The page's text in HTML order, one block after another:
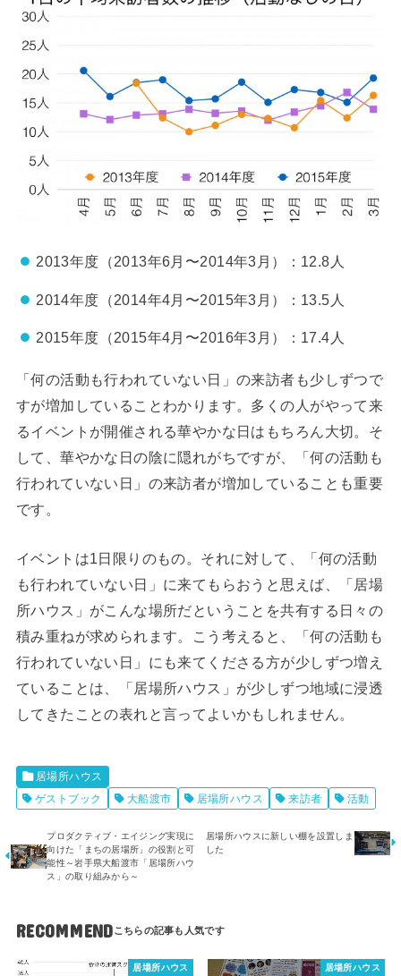
2013年度（2013年6月〜2014年3月）：12.8人
2014年度（2014年4月〜2015年3月）：13.5人
2015年度（2015年4月〜2016年3月）：17.4人
「何の活動も行われていない日」の来訪者も少しずつで
すが増加していることわかります。多くの人がやって来
るイベントが開催される華やかな日はもちろん大切。そ
して、華やかな日の陰に隠れがちですが、「何の活動も
行われていない日」の来訪者が増加していることも重要
です。
イベントは1日限りのもの。それに対して、「何の活動
も行われていない日」に来てもらおうと思えば、「居場
所ハウス」がこんな場所だということを共有する日々の
積み重ねが求められます。こう考えると、「何の活動も
行われていない日」にも来てくださる方が少しずつ増え
ていることは、「居場所ハウス」が少しずつ地域に浸透
してきたことの表れと言ってよいかもしれません。
居場所ハウス
ゲストブック
大船渡市 居場所ハウス 来訪者 活動
プロダクティブ・エイジング実現に
向けた「まちの居場所」の役割と可
能性～岩手県大船渡市「居場所ハウ
ス」の取り組みから～
居場所ハウスに新しい棚を設置しま
した
RECOMMEND
居場所ハウス 居場所ハウス